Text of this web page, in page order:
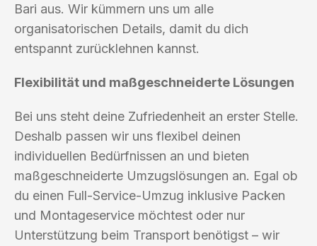
Bari aus. Wir kümmern uns um alle
organisatorischen Details, damit du dich
entspannt zurücklehnen kannst.
Flexibilität und maßgeschneiderte Lösungen
Bei uns steht deine Zufriedenheit an erster Stelle.
Deshalb passen wir uns flexibel deinen
individuellen Bedürfnissen an und bieten
maßgeschneiderte Umzugslösungen an. Egal ob
du einen Full-Service-Umzug inklusive Packen
und Montageservice möchtest oder nur
Unterstützung beim Transport benötigst – wir